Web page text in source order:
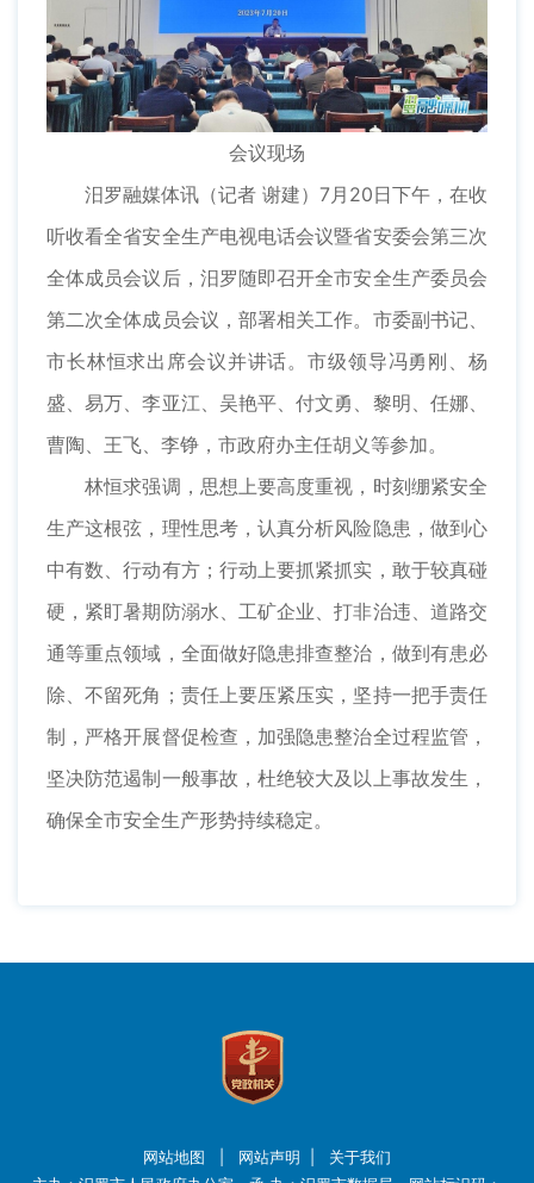
会议现场
汨罗融媒体讯（记者 谢建）7月20日下午，在收
听收看全省安全生产电视电话会议暨省安委会第三次
全体成员会议后，汨罗随即召开全市安全生产委员会
第二次全体成员会议，部署相关工作。市委副书记、
市长林恒求出席会议并讲话。市级领导冯勇刚、杨
盛、易万、李亚江、吴艳平、付文勇、黎明、任娜、
曹陶、王飞、李铮，市政府办主任胡义等参加。
林恒求强调，思想上要高度重视，时刻绷紧安全
生产这根弦，理性思考，认真分析风险隐患，做到心
中有数、行动有方；行动上要抓紧抓实，敢于较真碰
硬，紧盯暑期防溺水、工矿企业、打非治违、道路交
通等重点领域，全面做好隐患排查整治，做到有患必
除、不留死角；责任上要压紧压实，坚持一把手责任
制，严格开展督促检查，加强隐患整治全过程监管，
坚决防范遏制一般事故，杜绝较大及以上事故发生，
确保全市安全生产形势持续稳定。
网站地图 网站声明
关于我们